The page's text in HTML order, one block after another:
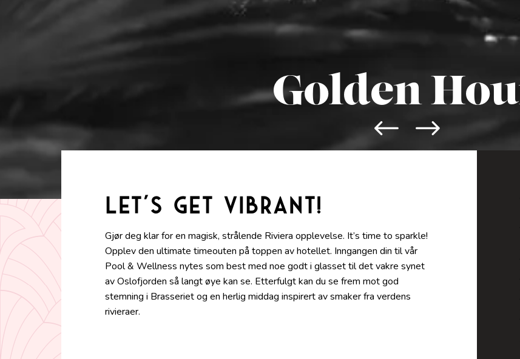
Golden
Let's get vibrant!
Gjør deg klar for en magisk, strålende Riviera opplevelse. It’s time to sparkle!
Opplev den ultimate timeouten på toppen av hotellet. Inngangen din til vår
Pool & Wellness nytes som best med noe godt i glasset til det vakre synet
av Oslofjorden så langt øye kan se. Etterfulgt kan du se frem mot god
stemning i Brasseriet og en herlig middag inspirert av smaker fra verdens
rivieraer.